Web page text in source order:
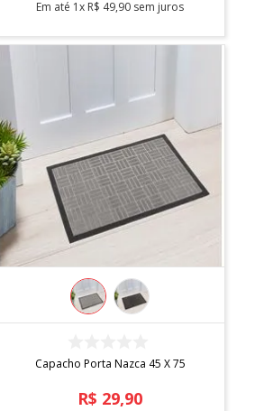
Em até 1x R$ 49,90 sem juros
Capacho Porta Nazca 45 X 75
R$ 29,90